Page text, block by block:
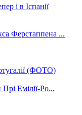
і в Іспанії
(ФОТО)